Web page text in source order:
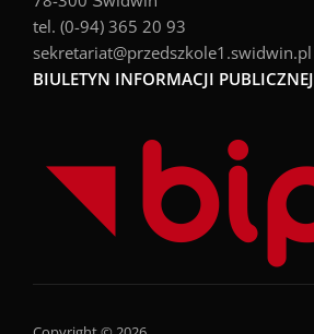
tel. (0-94) 365 20 93
sekretariat@przedszkole1.swidwin.pl
BIULETYN INFORMACJI PUBLICZNEJ